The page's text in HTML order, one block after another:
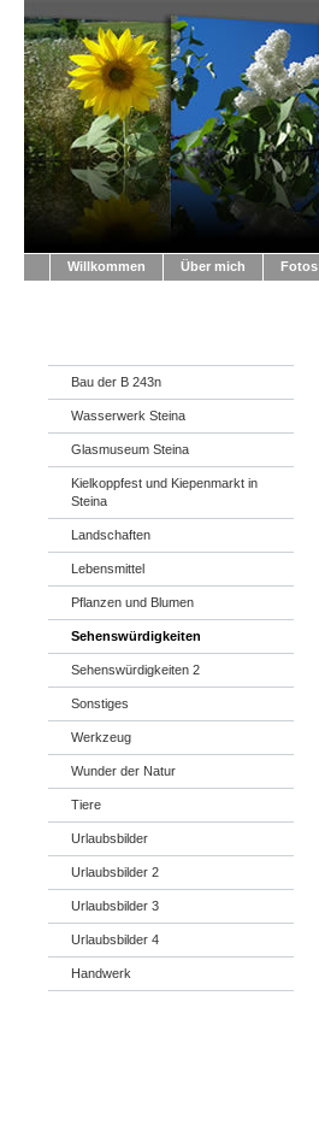
Willkommen Über mich Fotos
Bau der B 243n
Wasserwerk Steina
Glasmuseum Steina
Kielkoppfest und Kiepenmarkt in
Steina
Landschaften
Lebensmittel
Pflanzen und Blumen
Sehenswürdigkeiten
Sehenswürdigkeiten 2
Sonstiges
Werkzeug
Wunder der Natur
Tiere
Urlaubsbilder
Urlaubsbilder 2
Urlaubsbilder 3
Urlaubsbilder 4
Handwerk